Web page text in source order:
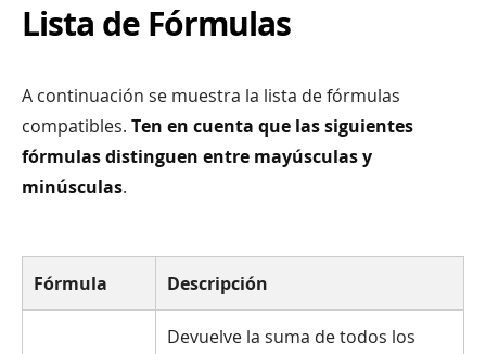
Lista de Fórmulas
A continuación se muestra la lista de fórmulas
compatibles. Ten en cuenta que las siguientes
fórmulas distinguen entre mayúsculas y
minúsculas.
Fórmula Descripción
Devuelve la suma de todos los